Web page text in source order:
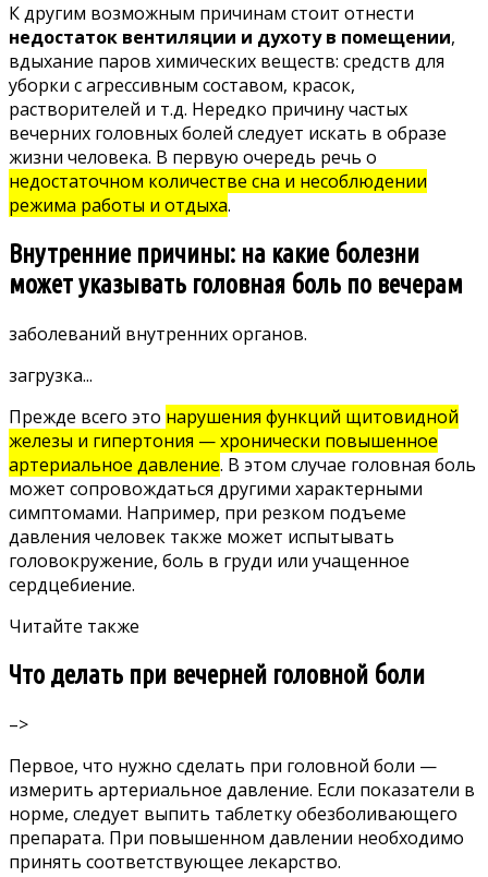
К другим возможным причинам стоит отнести
недостаток вентиляции и духоту в помещении,
вдыхание паров химических веществ: средств для
уборки с агрессивным составом, красок,
растворителей и т.д. Нередко причину частых
вечерних головных болей следует искать в образе
жизни человека. В первую очередь речь о
недостаточном количестве сна и несоблюдении
режима работы и отдыха.
Внутренние причины: на какие болезни
может указывать головная боль по вечерам
заболеваний внутренних органов.
загрузка...
Прежде всего это нарушения функций щитовидной
железы и гипертония — хронически повышенное
артериальное давление. В этом случае головная боль
может сопровождаться другими характерными
симптомами. Например, при резком подъеме
давления человек также может испытывать
головокружение, боль в груди или учащенное
сердцебиение.
Читайте также
Что делать при вечерней головной боли
–>
Первое, что нужно сделать при головной боли —
измерить артериальное давление. Если показатели в
норме, следует выпить таблетку обезболивающего
препарата. При повышенном давлении необходимо
принять соответствующее лекарство.